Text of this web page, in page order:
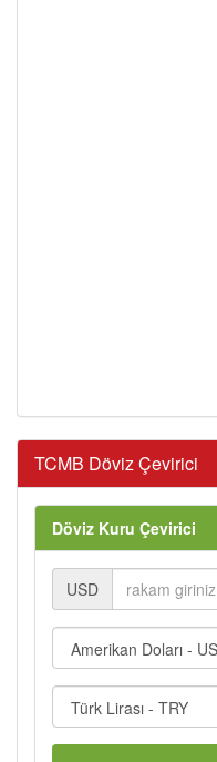
TCMB Döviz Çevirici
Döviz Kuru Çevirici
USD